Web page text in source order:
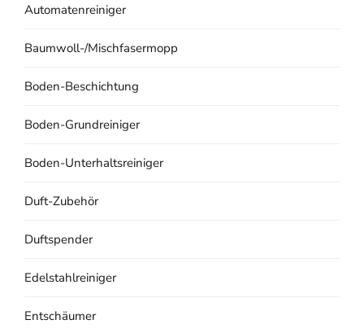
Automatenreiniger
Baumwoll-/Mischfasermopp
Boden-Beschichtung
Boden-Grundreiniger
Boden-Unterhaltsreiniger
Duft-Zubehör
Duftspender
Edelstahlreiniger
Entschäumer